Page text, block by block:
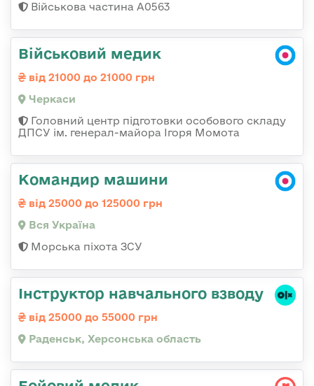
Військова частина А0563
Військовий медик
від 21000 до 21000 грн
Черкаси
Головний центр підготовки особового складу
ДПСУ ім. генерал-майора Ігоря Момота
Командир машини
від 25000 до 125000 грн
Вся Україна
Морська піхота ЗСУ
Інструктор навчального взводу
від 25000 до 55000 грн
Раденськ, Херсонська область